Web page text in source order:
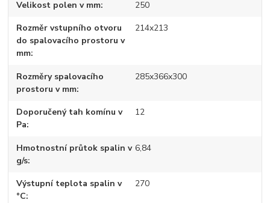
Velikost polen v mm 250
Rozměr vstupního otvoru
do spalovacího prostoru v
mm
214x213
Rozměry spalovacího
prostoru v mm
285x366x300
Doporučený tah komínu v
Pa
12
Hmotnostní průtok spalin v
g/s
6,84
Výstupní teplota spalin v
°C
270